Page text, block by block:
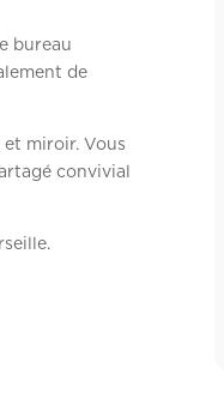
bureau
de
et miroir. Vous
convivial